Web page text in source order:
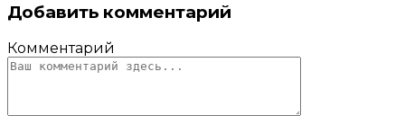
Добавить комментарий
Комментарий